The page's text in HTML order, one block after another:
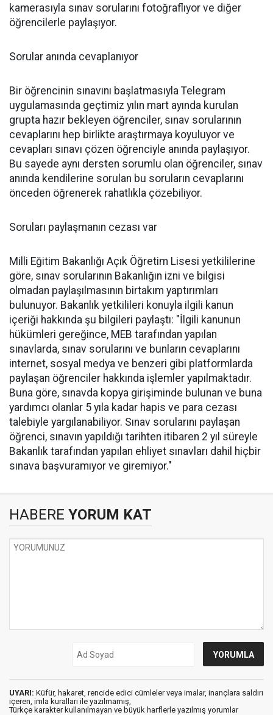
kamerasıyla sınav sorularını fotoğraflıyor ve diğer
öğrencilerle paylaşıyor.
Sorular anında cevaplanıyor
Bir öğrencinin sınavını başlatmasıyla Telegram
uygulamasında geçtimiz yılın mart ayında kurulan
grupta hazır bekleyen öğrenciler, sınav sorularının
cevaplarını hep birlikte araştırmaya koyuluyor ve
cevapları sınavı çözen öğrenciyle anında paylaşıyor.
Bu sayede aynı dersten sorumlu olan öğrenciler, sınav
anında kendilerine sorulan bu soruların cevaplarını
önceden öğrenerek rahatlıkla çözebiliyor.
Soruları paylaşmanın cezası var
Milli Eğitim Bakanlığı Açık Öğretim Lisesi yetkililerine
göre, sınav sorularının Bakanlığın izni ve bilgisi
olmadan paylaşılmasının birtakım yaptırımları
bulunuyor. Bakanlık yetkilileri konuyla ilgili kanun
içeriği hakkında şu bilgileri paylaştı: "İlgili kanunun
hükümleri gereğince, MEB tarafından yapılan
sınavlarda, sınav sorularını ve bunların cevaplarını
internet, sosyal medya ve benzeri gibi platformlarda
paylaşan öğrenciler hakkında işlemler yapılmaktadır.
Buna göre, sınavda kopya girişiminde bulunan ve buna
yardımcı olanlar 5 yıla kadar hapis ve para cezası
talebiyle yargılanabiliyor. Sınav sorularını paylaşan
öğrenci, sınavın yapıldığı tarihten itibaren 2 yıl süreyle
Bakanlık tarafından yapılan ehliyet sınavları dahil hiçbir
sınava başvuramıyor ve giremiyor."
HABERE YORUM KAT
UYARI: Küfür, hakaret, rencide edici cümleler veya imalar, inançlara saldırı
içeren, imla kuralları ile yazılmamış,
Türkçe karakter kullanılmayan ve büyük harflerle yazılmış yorumlar